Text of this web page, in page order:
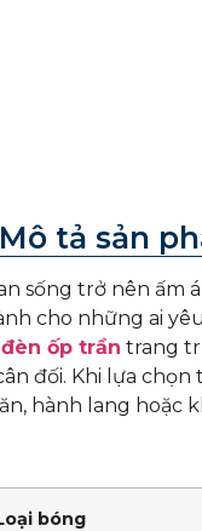
Mô tả sản
sống trở nên ấm
cho những ai
đèn ốp trần trang
đối. Khi lựa chọn
hành lang hoặc
bóng